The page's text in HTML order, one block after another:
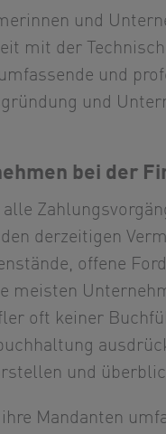
und
mit der
und
und
bei der
derzeitigen
offene
meisten
oft keiner
und
Mandanten